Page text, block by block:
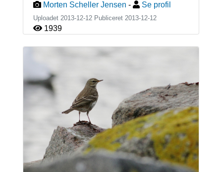
Morten Scheller Jensen - Se profil
Uploadet 2013-12-12 Publiceret 2013-12-12
1939